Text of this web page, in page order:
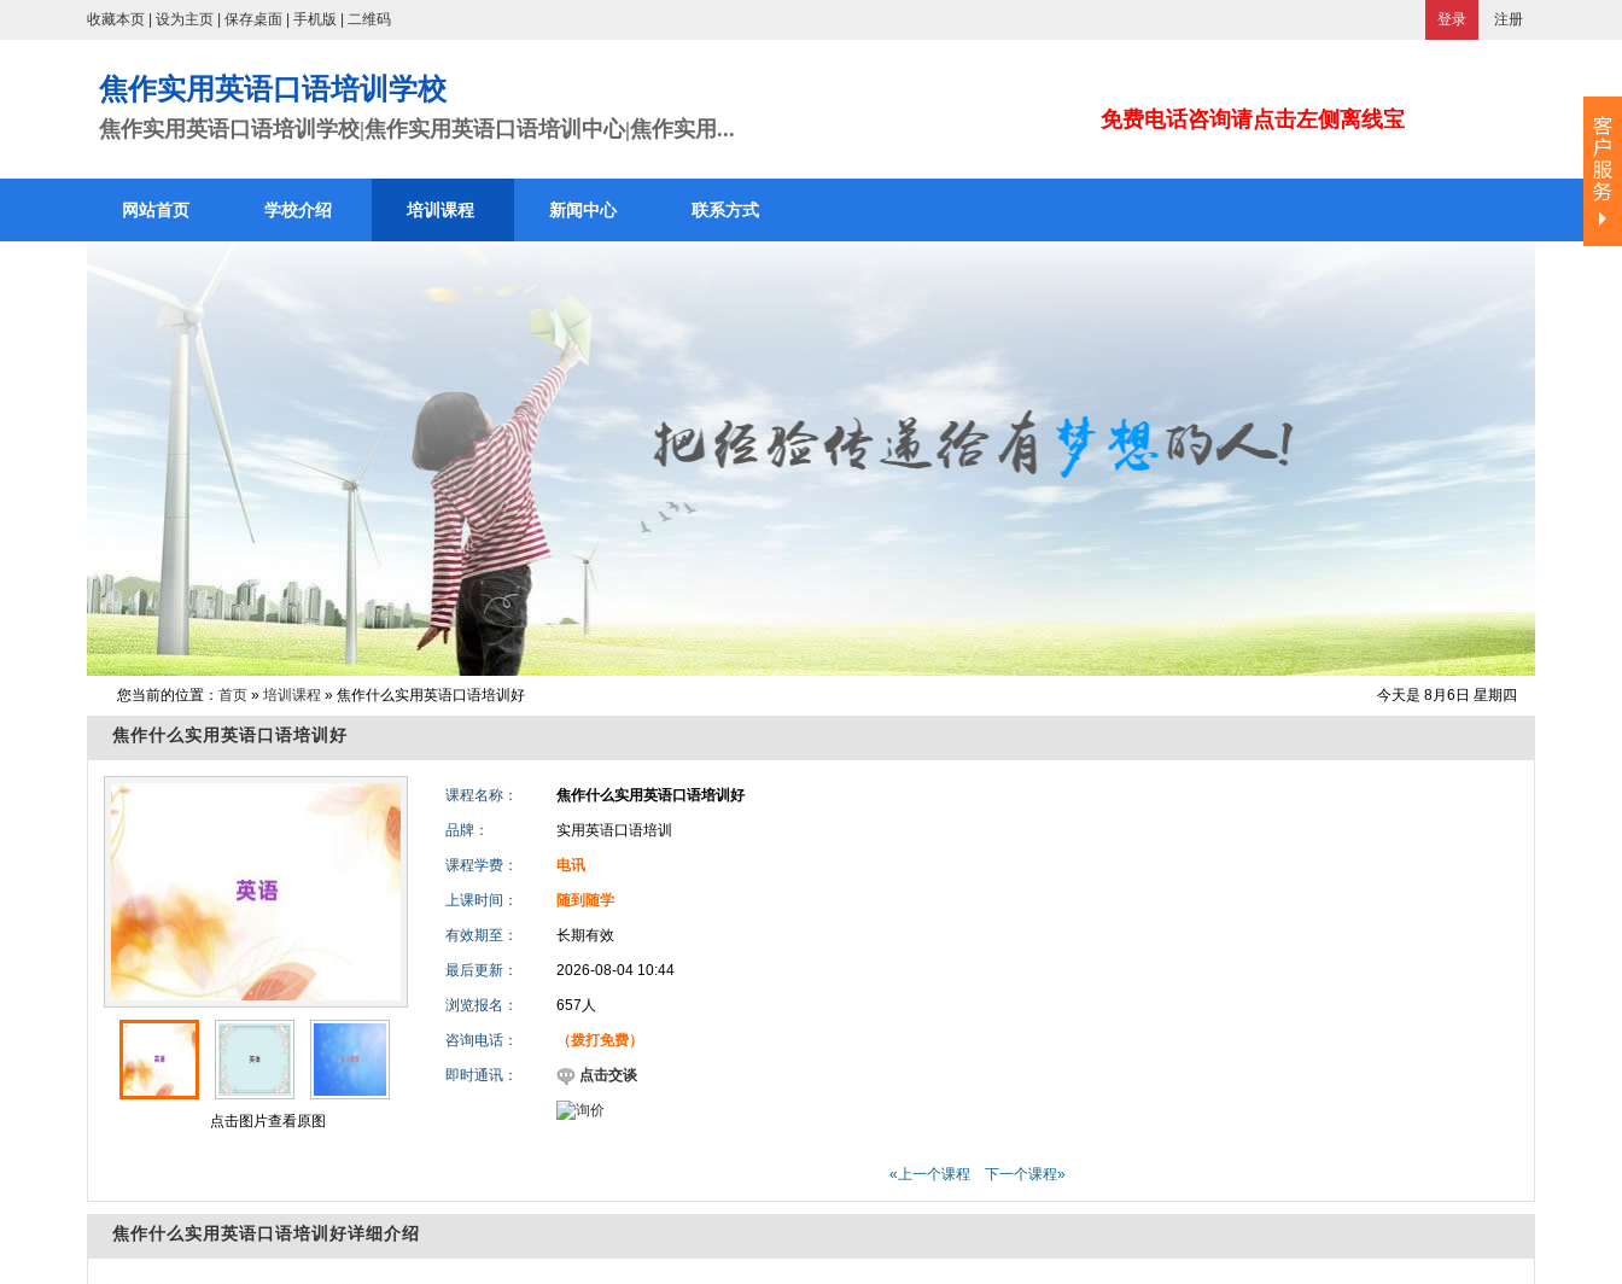
收藏本页 设为主页 保存桌面 手机版 二维码 登录 注册
免费电话咨询请点击左侧离线宝
焦作实用英语口语培训学校
焦作实用英语口语培训学校|焦作实用英语口语培训中心|焦作实用...
网站首页 学校介绍 培训课程 新闻中心 联系方式
今天是 8月6日 星期四
您当前的位置： 首页 » 培训课程 » 焦作什么实用英语口语培训好
焦作什么实用英语口语培训好
点击图片查看原图
课程名称： 焦作什么实用英语口语培训好
品牌： 实用英语口语培训
课程学费： 电讯
上课时间： 随到随学
有效期至： 长期有效
最后更新： 2026-08-04 10:44
浏览报名： 657人
咨询电话： （拨打免费）
即时通讯： 点击交谈
«上一个课程 下一个课程»
焦作什么实用英语口语培训好详细介绍